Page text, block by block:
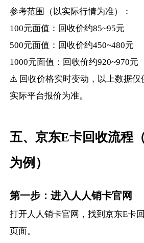
参考范围（以实际行情为准）：
100元面值：回收价约85~95元
500元面值：回收价约450~480元
1000元面值：回收价约920~970元
⚠️ 回收价格实时变动，以上数据仅
实际平台报价为准。
五、京东E卡回收流程
为例）
第一步：进入人人销卡官网
打开人人销卡官网，找到京东E卡
页面。